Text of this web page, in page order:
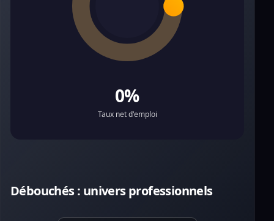
0%
Taux net d'emploi
Débouchés : univers professionnels